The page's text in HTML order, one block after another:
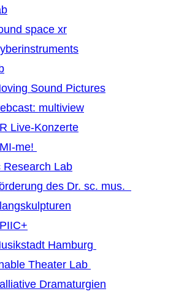
space xr
Sound Pictures
multiview
Live-Konzerte
me!
Research Lab
des Dr. sc. mus.
Hamburg
Theater Lab
Dramaturgien